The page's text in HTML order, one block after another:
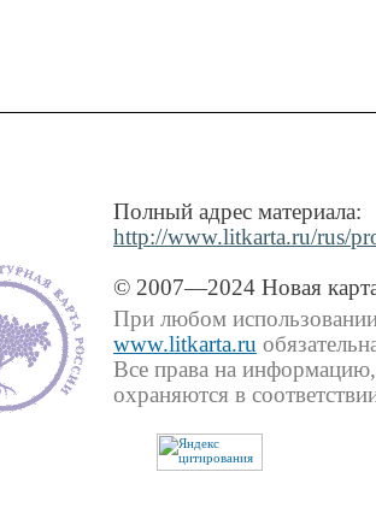
Полный адрес материала:
http://www.litkarta.ru/rus/
© 2007—2024 Новая
При любом использовании
www.litkarta.ru
Все права на
охраняются в